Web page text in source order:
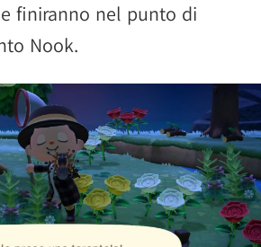
finiranno nel punto di
Nook.